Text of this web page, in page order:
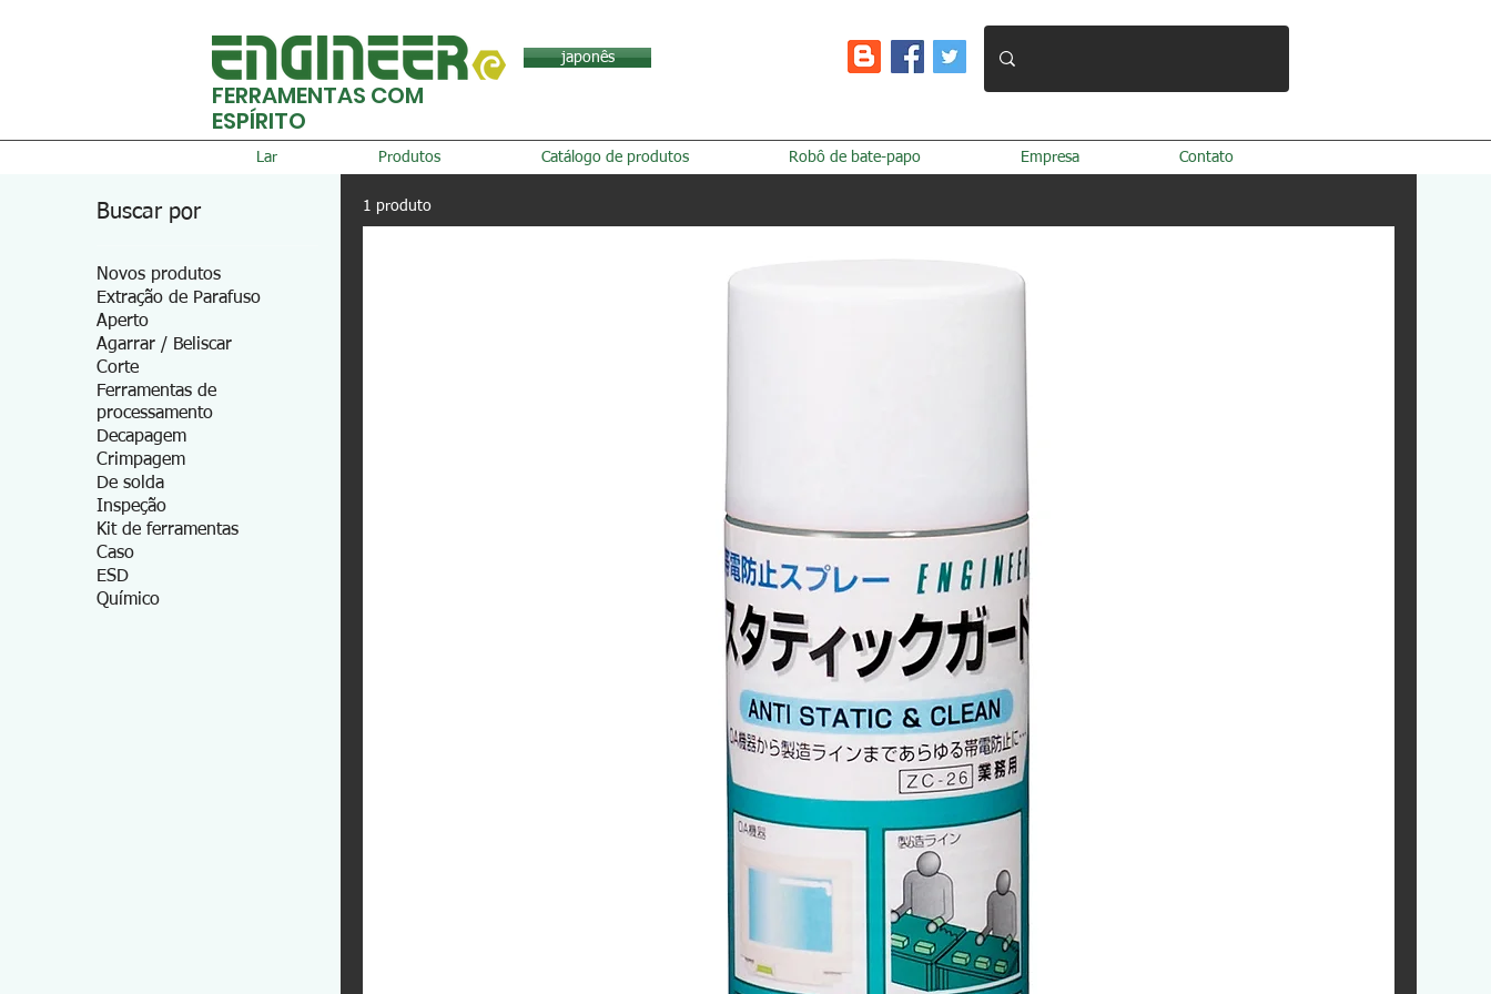
japonês
FERRAMENTAS COM
ESPÍRITO
Lar Produtos Catálogo de produtos Robô de bate-papo Empresa Contato
Buscar por
Novos produtos
Extração de Parafuso
Aperto
Agarrar / Beliscar
Corte
Ferramentas de
processamento
Decapagem
Crimpagem
De solda
Inspeção
Kit de ferramentas
Caso
ESD
Químico
1 produto